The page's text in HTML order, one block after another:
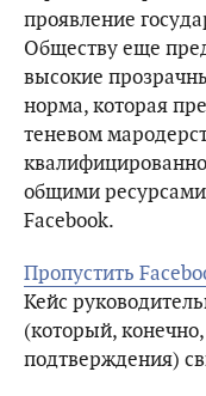
проявление
Обществу еще
высокие
норма, которая
теневом
общими
Facebook.
Пропустить
Кейс
(который,
подтверждения)